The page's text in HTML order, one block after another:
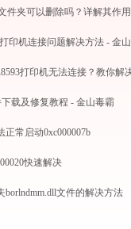
件夹可以删除吗？详解其作
印机连接问题解决方法 - 金
打印机无法连接？教你解
下载及修复教程 - 金山毒霸
正常启动0xc000007b
快速解决
borlndmm.dll文件的解决方法